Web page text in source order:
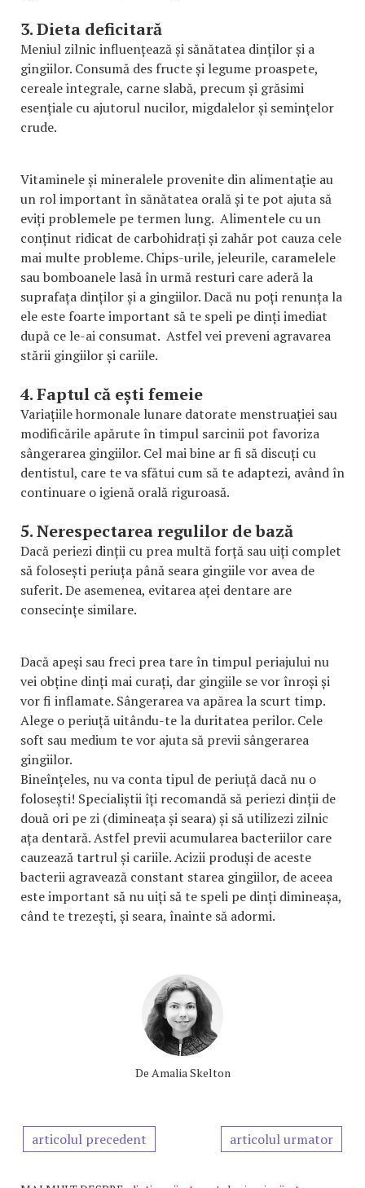
3. Dieta deficitară
Meniul zilnic influențează și sănătatea dinților și a
gingiilor. Consumă des fructe și legume proaspete,
cereale integrale, carne slabă, precum și grăsimi
esențiale cu ajutorul nucilor, migdalelor și semințelor
crude.
Vitaminele și mineralele provenite din alimentație au
un rol important în sănătatea orală și te pot ajuta să
eviți problemele pe termen lung. Alimentele cu un
conținut ridicat de carbohidrați și zahăr pot cauza cele
mai multe probleme. Chips-urile, jeleurile, caramelele
sau bomboanele lasă în urmă resturi care aderă la
suprafața dinților și a gingiilor. Dacă nu poți renunța la
ele este foarte important să te speli pe dinți imediat
după ce le-ai consumat. Astfel vei preveni agravarea
stării gingiilor și cariile.
4. Faptul că ești femeie
Variațiile hormonale lunare datorate menstruației sau
modificările apărute în timpul sarcinii pot favoriza
sângerarea gingiilor. Cel mai bine ar fi să discuți cu
dentistul, care te va sfătui cum să te adaptezi, având în
continuare o igienă orală riguroasă.
5. Nerespectarea regulilor de bază
Dacă periezi dinții cu prea multă forță sau uiți complet
să folosești periuța până seara gingiile vor avea de
suferit. De asemenea, evitarea aței dentare are
consecințe similare.
Dacă apeși sau freci prea tare în timpul periajului nu
vei obține dinți mai curați, dar gingiile se vor înroși și
vor fi inflamate. Sângerarea va apărea la scurt timp.
Alege o periuță uitându-te la duritatea perilor. Cele
soft sau medium te vor ajuta să previi sângerarea
gingiilor.
Bineînțeles, nu va conta tipul de periuță dacă nu o
folosești! Specialiștii îți recomandă să periezi dinții de
două ori pe zi (dimineața și seara) și să utilizezi zilnic
ața dentară. Astfel previi acumularea bacteriilor care
cauzează tartrul și cariile. Acizii produși de aceste
bacterii agravează constant starea gingiilor, de aceea
este important să nu uiți să te speli pe dinți dimineașa,
când te trezești, și seara, înainte să adormi.
De Amalia Skelton
articolul precedent articolul urmator